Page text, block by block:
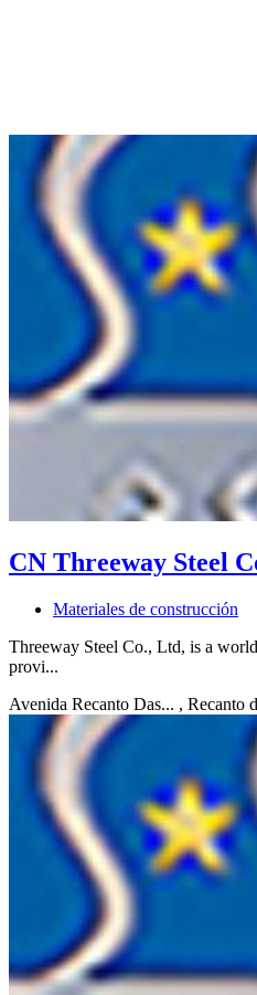
CN Threeway Steel
Materiales de construcción
Threeway Steel Co., Ltd, is a
provi...
Avenida Recanto Das... , Recanto